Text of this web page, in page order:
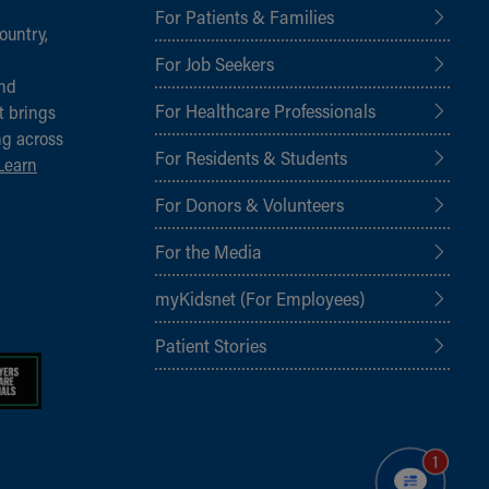
brings
across
For Patients & Families
For Job Seekers
For Healthcare Professionals
For Residents & Students
For Donors & Volunteers
For the Media
myKidsnet (For Employees)
Patient Stories
1